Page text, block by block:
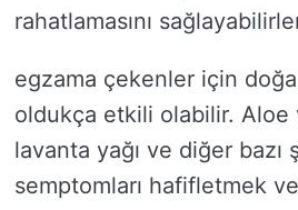
rahatlamasını
egzama çekenler için
oldukça etkili olabilir. Aloe
lavanta yağı ve diğer bazı
semptomları hafifletmek